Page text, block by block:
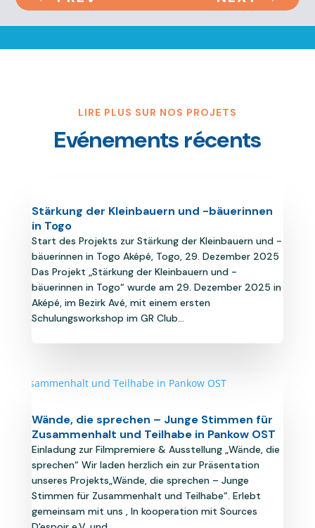
LIRE PLUS SUR NOS PROJETS
Evénements récents
Stärkung der Kleinbauern und -bäuerinnen
in Togo
Start des Projekts zur Stärkung der Kleinbauern und -
bäuerinnen in Togo Aképé, Togo, 29. Dezember 2025
Das Projekt „Stärkung der Kleinbauern und -
bäuerinnen in Togo“ wurde am 29. Dezember 2025 in
Aképé, im Bezirk Avé, mit einem ersten
Schulungsworkshop im GR Club...
Wände, die sprechen – Junge Stimmen für
Zusammenhalt und Teilhabe in Pankow OST
Einladung zur Filmpremiere & Ausstellung „Wände, die
sprechen“ Wir laden herzlich ein zur Präsentation
unseres Projekts„Wände, die sprechen – Junge
Stimmen für Zusammenhalt und Teilhabe“. Erlebt
gemeinsam mit uns , In kooperation mit Sources